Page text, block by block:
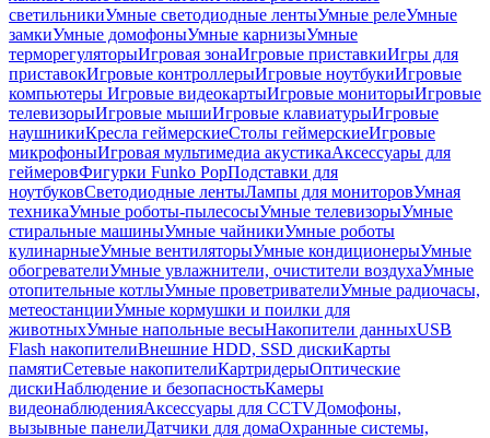
светильникиУмные светодиодные лентыУмные релеУмные
замкиУмные домофоныУмные карнизыУмные
терморегуляторыИгровая зонаИгровые приставкиИгры для
приставокИгровые контроллерыИгровые ноутбукиИгровые
компьютеры Игровые видеокартыИгровые мониторыИгровые
телевизорыИгровые мышиИгровые клавиатурыИгровые
наушникиКресла геймерскиеСтолы геймерскиеИгровые
микрофоныИгровая мультимедиа акустикаАксессуары для
геймеровФигурки Funko PopПодставки для
ноутбуковСветодиодные лентыЛампы для мониторовУмная
техникаУмные роботы-пылесосыУмные телевизорыУмные
стиральные машиныУмные чайникиУмные роботы
кулинарныеУмные вентиляторыУмные кондиционерыУмные
обогревателиУмные увлажнители, очистители воздухаУмные
отопительные котлыУмные проветривателиУмные радиочасы,
метеостанцииУмные кормушки и поилки для
животныхУмные напольные весыНакопители данныхUSB
Flash накопителиВнешние HDD, SSD дискиКарты
памятиСетевые накопителиКартридерыОптические
дискиНаблюдение и безопасностьКамеры
видеонаблюденияАксессуары для CCTVДомофоны,
вызывные панелиДатчики для домаОхранные системы,